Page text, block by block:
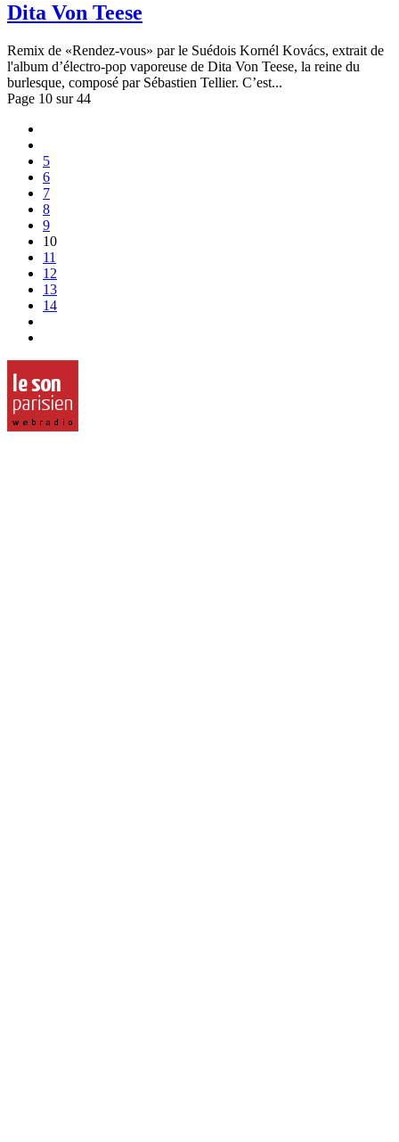
Dita Von Teese
Remix de «Rendez-vous» par le Suédois Kornél Kovács, extrait de
l'album d’électro-pop vaporeuse de Dita Von Teese, la reine du
burlesque, composé par Sébastien Tellier. C’est...
Page 10 sur 44
5
6
7
8
9
10
11
12
13
14